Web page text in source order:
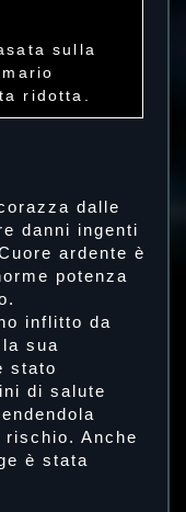
sulla
ridotta.
dalle
danni ingenti
ardente è
potenza
inflitto da
sua
stato
di salute
Anche
è stata